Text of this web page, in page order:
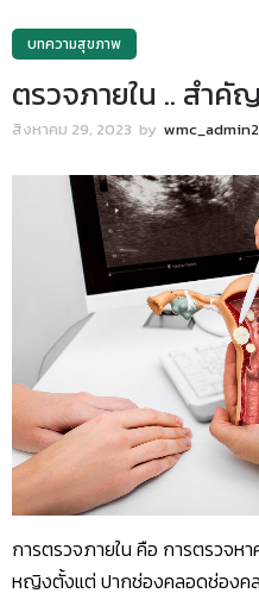
บทความสุขภาพ
ตรวจภายใน .. สำคั
สิงหาคม 29, 2023 by wmc_admin2
การตรวจภายใน คือ การตรวจ
หญิงตั้งแต่ ปากช่องคลอดช่องค